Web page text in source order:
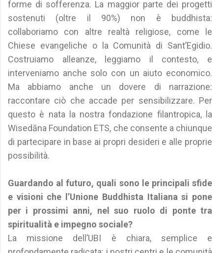
forme di sofferenza. La maggior parte dei progetti
sostenuti (oltre il 90%) non è buddhista:
collaboriamo con altre realtà religiose, come le
Chiese evangeliche o la Comunità di Sant’Egidio.
Costruiamo alleanze, leggiamo il contesto, e
interveniamo anche solo con un aiuto economico.
Ma abbiamo anche un dovere di narrazione:
raccontare ciò che accade per sensibilizzare. Per
questo è nata la nostra fondazione filantropica, la
Wisedāna Foundation ETS, che consente a chiunque
di partecipare in base ai propri desideri e alle proprie
possibilità.
Guardando al futuro, quali sono le principali sfide
e visioni che l’Unione Buddhista Italiana si pone
per i prossimi anni, nel suo ruolo di ponte tra
spiritualità e impegno sociale?
La missione dell’UBI è chiara, semplice e